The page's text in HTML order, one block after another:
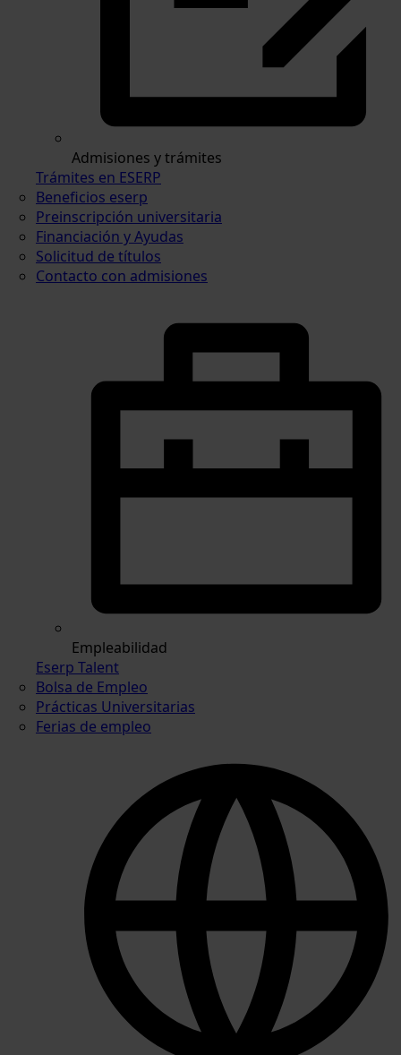
Admisiones y trámites
Trámites en ESERP
Beneficios eserp
Preinscripción universitaria
Financiación y Ayudas
Solicitud de títulos
Contacto con admisiones
Empleabilidad
Eserp Talent
Bolsa de Empleo
Prácticas Universitarias
Ferias de empleo